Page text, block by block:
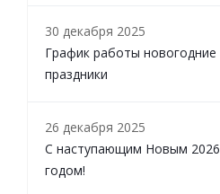
30 декабря 2025
График работы новогодние
праздники
26 декабря 2025
С наступающим Новым 2026
годом!